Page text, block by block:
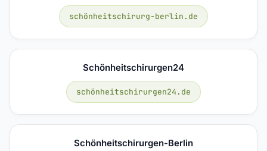
schönheitschirurg-berlin.de
Schönheitschirurgen24
schönheitschirurgen24.de
Schönheitschirurgen-Berlin